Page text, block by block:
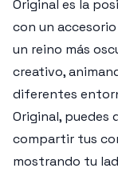
Original es la
con un
un reino más
creativo,
diferentes
Original, puedes
compartir tus
mostrando tu